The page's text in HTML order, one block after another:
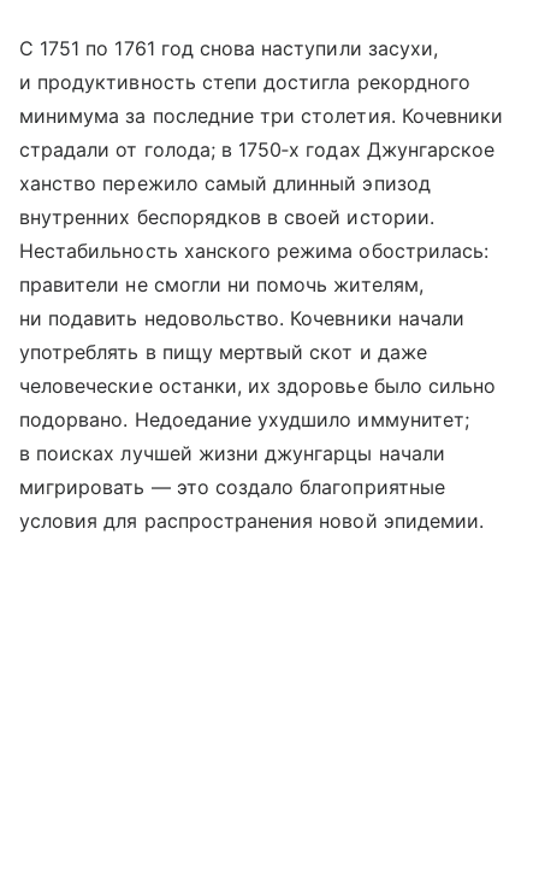
С 1751 по 1761 год снова наступили засухи,
и продуктивность степи достигла рекордного
минимума за последние три столетия. Кочевники
страдали от голода; в 1750‑х годах Джунгарское
ханство пережило самый длинный эпизод
внутренних беспорядков в своей истории.
Нестабильность ханского режима обострилась:
правители не смогли ни помочь жителям,
ни подавить недовольство. Кочевники начали
употреблять в пищу мертвый скот и даже
человеческие останки, их здоровье было сильно
подорвано. Недоедание ухудшило иммунитет;
в поисках лучшей жизни джунгарцы начали
мигрировать — это создало благоприятные
условия для распространения новой эпидемии.